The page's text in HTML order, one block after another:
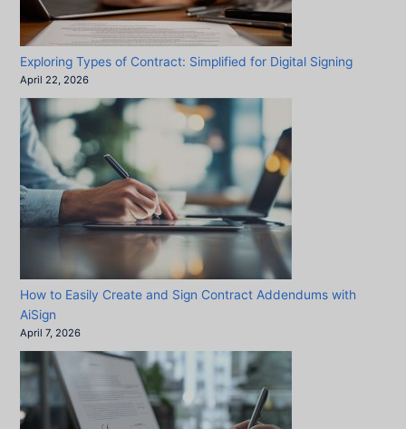
Exploring Types of Contract: Simplified for Digital Signing
April 22, 2026
How to Easily Create and Sign Contract Addendums with
AiSign
April 7, 2026